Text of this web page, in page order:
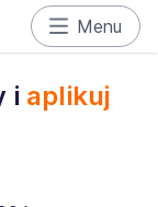
Menu
i aplikuj